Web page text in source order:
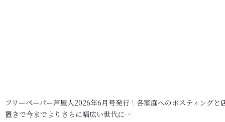
フリーペーパー芦屋人2026年6月号発行！各家庭へのポスティングと
置きで今までよりさらに幅広い世代に…